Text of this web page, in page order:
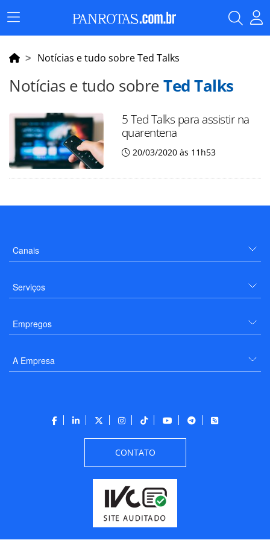
Menu
Principal
Notícias e tudo sobre Ted Talks
Notícias e tudo sobreTed Talks
5 Ted Talks para assistir na
quarentena
20/03/2020 às 11h53
Canais
Serviços
Empregos
A Empresa
CONTATO